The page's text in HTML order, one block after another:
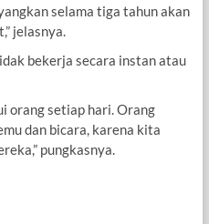
selama tiga tahun akan
jelasnya.
bekerja secara instan atau
orang setiap hari. Orang
dan bicara, karena kita
pungkasnya.